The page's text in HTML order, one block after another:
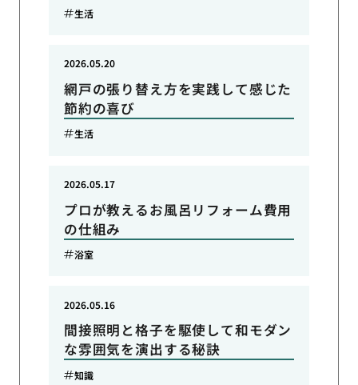
生活
網戸の張り替え方を実践して感じた
節約の喜び
2026.05.20
生活
プロが教えるお風呂リフォーム費用
の仕組み
2026.05.17
浴室
間接照明と格子を駆使して和モダン
な雰囲気を演出する秘訣
2026.05.16
知識